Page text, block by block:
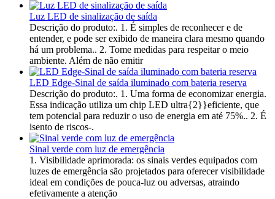
Luz LED de sinalização de saída
Descrição do produto:. 1. É simples de reconhecer e de
entender, e pode ser exibido de maneira clara mesmo quando
há um problema.. 2. Tome medidas para respeitar o meio
ambiente. Além de não emitir
LED Edge-Sinal de saída iluminado com bateria reserva
Descrição do produto:. 1. Uma forma de economizar energia.
Essa indicação utiliza um chip LED ultra{2}}eficiente, que
tem potencial para reduzir o uso de energia em até 75%.. 2. É
isento de riscos-.
Sinal verde com luz de emergência
1. Visibilidade aprimorada: os sinais verdes equipados com
luzes de emergência são projetados para oferecer visibilidade
ideal em condições de pouca-luz ou adversas, atraindo
efetivamente a atenção